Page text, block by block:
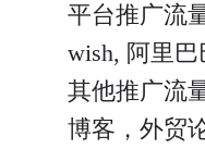
平台推广流
wish, 阿里巴
其他推广流
博客，外贸